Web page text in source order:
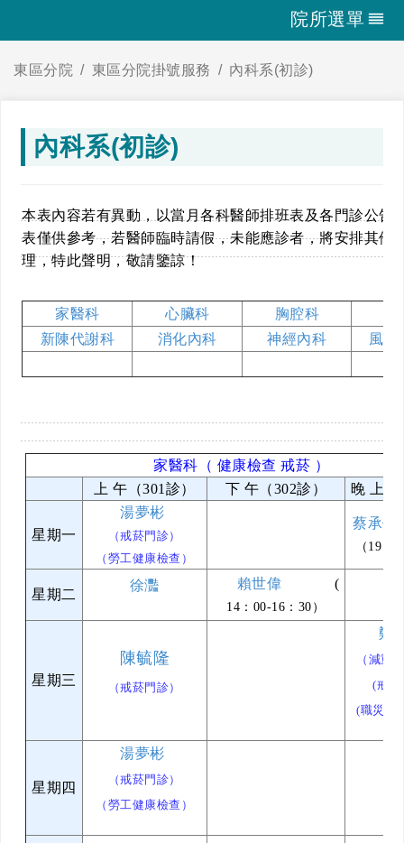
院所選單
東區分院 東區分院掛號服務 內科系(初診)
內科系(初診)
本表內容若有異動，以當月各科醫師排班表及各門診公告
表僅供參考，若醫師臨時請假，未能應診者，將安排其他
理，特此聲明，敬請鑒諒！
家醫科 心臟科 胸腔科
新陳代謝科
消化內科 神經內科 風濕
家醫科 （ 健康檢查 戒菸 ）
上 午（301診）
下 午（302診） 晚 上（
星期一
湯夢彬
（戒菸門診）
（勞工健康檢查）
蔡承佑
（19：
星期二
徐灩 賴世偉 (
14：00-16：30）
星期三
陳毓隆
（戒菸門診）
鄭
（減重
(戒菸
(職災特
星期四
湯夢彬
（戒菸門診）
（勞工健康檢查）